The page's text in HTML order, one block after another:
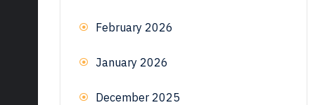
February 2026
January 2026
December 2025